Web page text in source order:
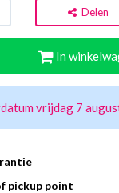
Delen
In
vrijdag 7
pickup point